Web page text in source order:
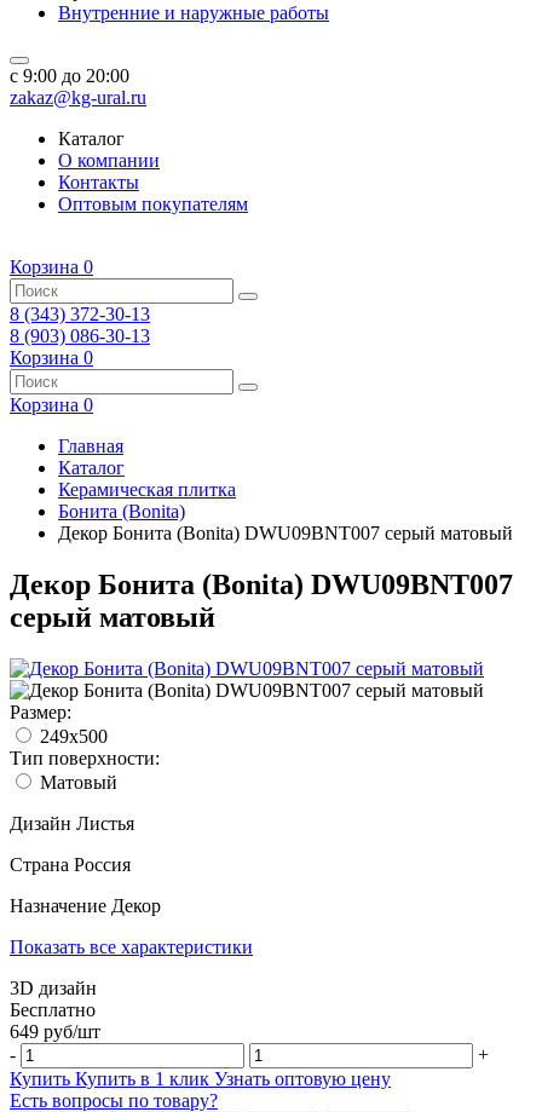
Внутренние и наружные работы
c 9:00 до 20:00
zakaz@kg-ural.ru
Каталог
О компании
Контакты
Оптовым покупателям
Корзина 0
8 (343) 372-30-13
8 (903) 086-30-13
Корзина 0
Корзина 0
Главная
Каталог
Керамическая плитка
Бонита (Bonita)
Декор Бонита (Bonita) DWU09BNT007 серый матовый
Декор Бонита (Bonita) DWU09BNT007
серый матовый
Размер:
249x500
Тип поверхности:
Матовый
Дизайн Листья
Страна Россия
Назначение Декор
Показать все характеристики
3D дизайн
Бесплатно
649 руб/шт
-
+
Купить Купить в 1 клик Узнать оптовую цену
Есть вопросы по товару?